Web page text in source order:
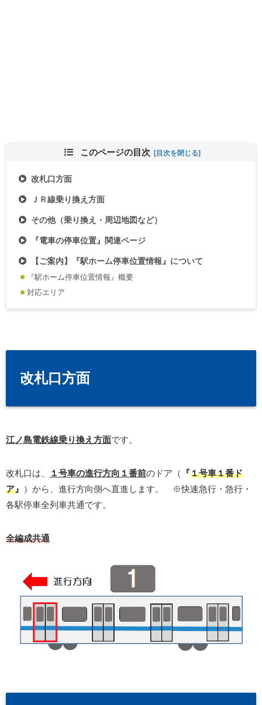
このページの目次
改札口方面
ＪＲ線乗り換え方面
その他（乗り換え・周辺地図など）
『電車の停車位置』関連ページ
【ご案内】『駅ホーム停車位置情報』について
『駅ホーム停車位置情報』概要
対応エリア
改札口方面
江ノ島電鉄線乗り換え方面です。
改札口は、 １号車の進行方向１番前のドア（ 『１号車１番ド
ア』 ）から、進行方向側へ直進します。 ※快速急行・急行・
各駅停車全列車共通です。
全編成共通